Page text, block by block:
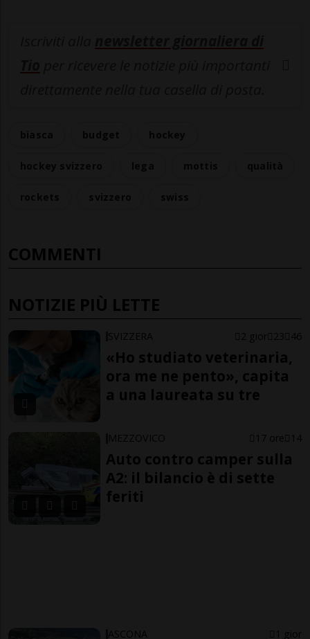
COMMENTI
NOTIZIE PIÙ LETTE
SVIZZERA 2 gior 23 46
«Ho studiato veterinaria,
ora me ne pento», capita
a una laureata su tre
MEZZOVICO 17 ore 14
Auto contro camper sulla
A2: il bilancio è di sette
feriti
ASCONA 1 gior